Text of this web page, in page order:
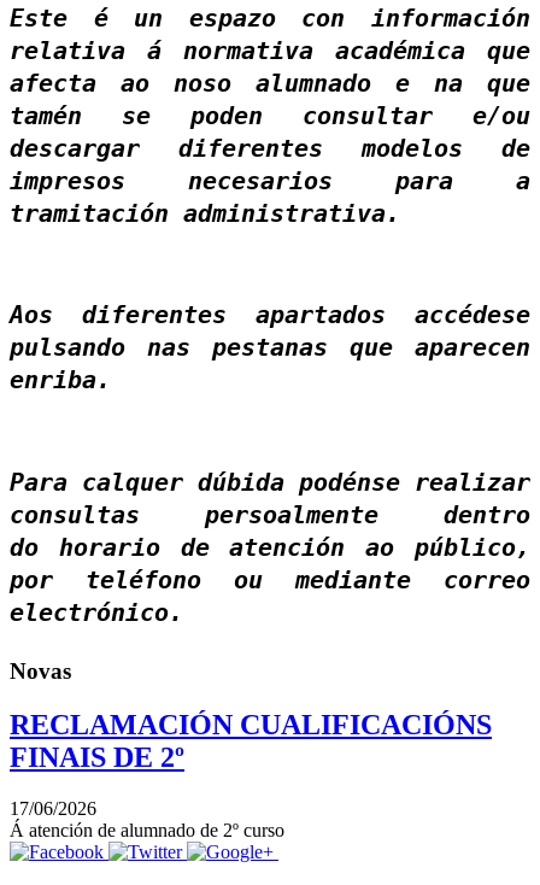
Este é un espazo con información
relativa á normativa académica que
afecta ao noso alumnado e na que
tamén se poden consultar e/ou
descargar diferentes modelos de
impresos necesarios para a
tramitación administrativa.
Aos diferentes apartados accédese
pulsando nas pestanas que aparecen
enriba.
Para calquer dúbida podénse realizar
consultas persoalmente dentro
do horario de atención ao público,
por teléfono ou mediante correo
electrónico.
Novas
RECLAMACIÓN CUALIFICACIÓNS
FINAIS DE 2º
17/06/2026
Á atención de alumnado de 2º curso